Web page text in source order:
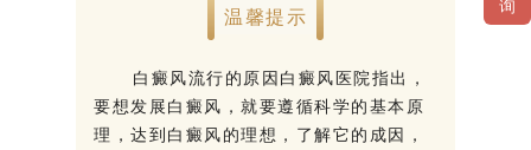
温馨提示
白癜风流行的原因白癜风医院指出，
要想发展白癜风，就要遵循科学的基本原
理，达到白癜风的理想，了解它的成因，
询